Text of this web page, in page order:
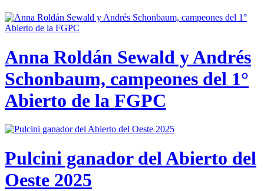
Anna Roldán Sewald y Andrés
Schonbaum, campeones del 1°
Abierto de la FGPC
Pulcini ganador del Abierto del
Oeste 2025